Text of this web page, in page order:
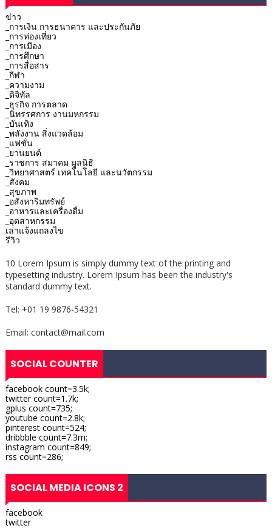
ข่าว
_การเงิน การธนาคาร และประกันภัย
_การท่องเที่ยว
_การเมือง
_การศึกษา
_การสื่อสาร
_กีฬา
_ความงาม
_ดิจิทัล
_ธุรกิจ การตลาด
_นิทรรศการ งานมหกรรม
_บันเทิง
_พลังงาน สิ่งแวดล้อม
_แฟชั่น
_ยานยนต์
_ราชการ สมาคม มูลนิธิ
_วิทยาศาสตร์ เทคโนโลยี และนวัตกรรม
_สังคม
_สุขภาพ
_อสังหาริมทรัพย์
_อาหารและเครื่องดื่ม
_อุตสาหกรรม
เล่าแจ้งแถลงไข
รีวิว
10 Lorem Ipsum is simply dummy text of the printing and
typesetting industry. Lorem Ipsum has been the industry's
standard dummy text.
Tel: +01 19 9876-54321
Email: contact@mail.com
SOCIAL COUNTER
facebook count=3.5k;
twitter count=1.7k;
gplus count=735;
youtube count=2.8k;
pinterest count=524;
dribbble count=7.3m;
instagram count=849;
rss count=286;
SOCIAL MEDIA ICONS 2
facebook
twitter